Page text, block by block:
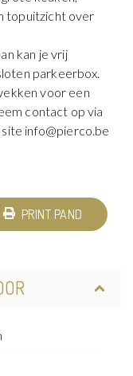
topuitzicht over
kan je vrij
parkeerbox.
voor een
contact op via
info@pierco.be
PRINT PAND